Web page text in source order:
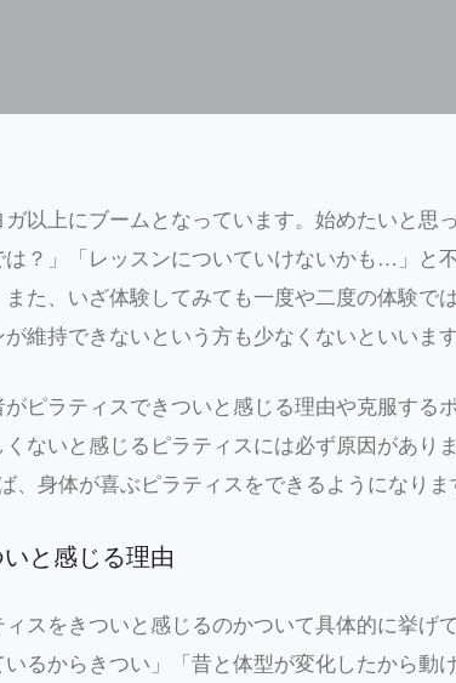
以上にブームとなっています。始めたいと思
は？」「レッスンについていけないかも…」と
た、いざ体験してみても一度や二度の体験で
維持できないという方も少なくないといいます
ピラティスできついと感じる理由や克服する
ないと感じるピラティスには必ず原因があり
、身体が喜ぶピラティスをできるようになりま
と感じる理由
スをきついと感じるのかついて具体的に挙げ
るからきつい」「昔と体型が変化したから動け